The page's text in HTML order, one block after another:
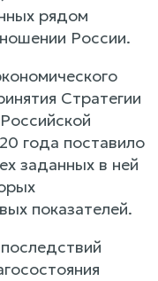
рядом
России.
Стратегии
года поставило
заданных в ней
показателей.